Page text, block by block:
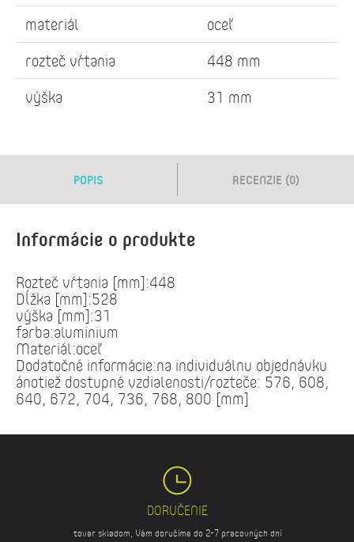
materiál
oceľ
rozteč vŕtania
448 mm
výška
31 mm
POPIS RECENZIE (0)
Informácie o produkte
Rozteč vŕtania [mm]:448
Dĺžka [mm]:528
výška [mm]:31
farba:aluminium
Materiál:oceľ
Dodatočné informácie:na individuálnu objednávku
ánotiež dostupné vzdialenosti/rozteče: 576, 608,
640, 672, 704, 736, 768, 800 [mm]
DORUČENIE
tovar skladom, Vám doručíme do 2-7 pracovných dní